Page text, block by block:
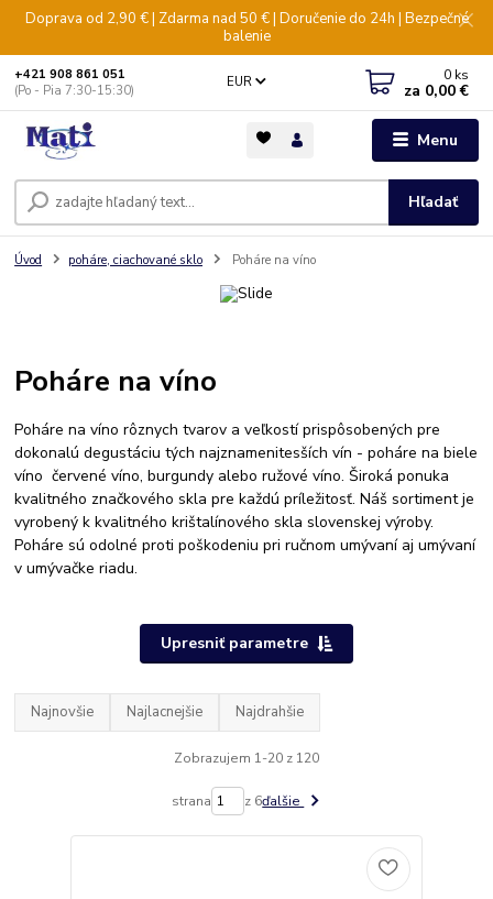
Doprava od 2,90 € | Zdarma nad 50 € | Doručenie do 24h | Bezpečné
balenie
Menu
EUR
Hľadať
+421 908 861 051
(Po - Pia 7:30-15:30)
0 ks
za 0,00 €
Úvod poháre, ciachované sklo Poháre na víno
Poháre na víno
Poháre na víno rôznych tvarov a veľkostí prispôsobených pre
dokonalú degustáciu tých najznamenitesších vín - poháre na biele
víno červené víno, burgundy alebo ružové víno. Široká ponuka
kvalitného značkového skla pre každú príležitosť. Náš sortiment je
vyrobený k kvalitného krištalínového skla slovenskej výroby.
Poháre sú odolné proti poškodeniu pri ručnom umývaní aj umývaní
v umývačke riadu.
Upresniť parametre
Najnovšie Najlacnejšie Najdrahšie
Zobrazujem 1-20 z 120
strana z 6ďalšie